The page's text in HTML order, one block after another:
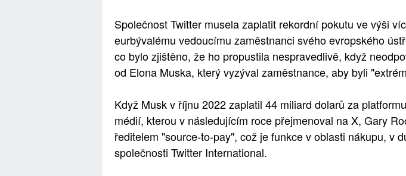
Společnost Twitter musela zaplatit rekordní pokutu ve výši
eurbývalému vedoucímu zaměstnanci svého evropského
co bylo zjištěno, že ho propustila nespravedlivě, když
od Elona Muska, který vyzýval zaměstnance, aby byli
Když Musk v říjnu 2022 zaplatil 44 miliard dolarů za
médií, kterou v následujícím roce přejmenoval na X, Gary
ředitelem "source-to-pay", což je funkce v oblasti nákupu, v
společnosti Twitter International.